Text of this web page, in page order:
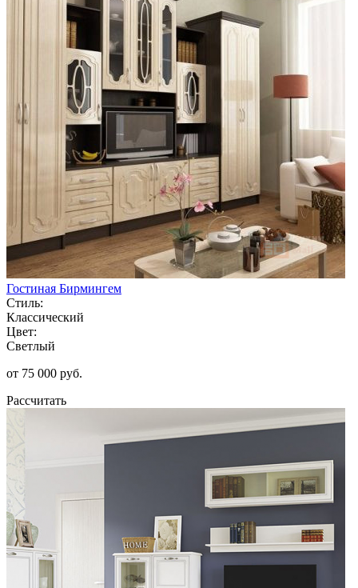
Гостиная Бирмингем
Стиль:
Классический
Цвет:
Светлый
от 75 000 руб.
Рассчитать